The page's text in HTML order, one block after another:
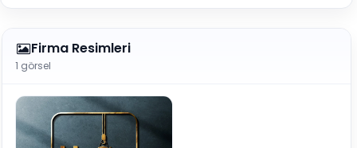
Firma Resimleri
1 görsel